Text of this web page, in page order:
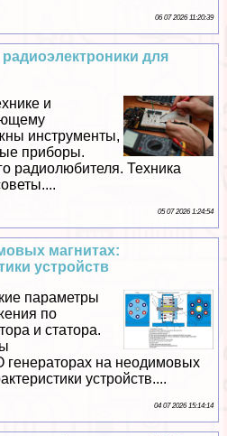
06 07 2026 11:20:39
для
и
инструменты,
приборы.
радиолюбителя. Техника
05 07 2026 1:24:54
магнитах:
устройств
параметры
по
и статора.
генераторах на неодимовых
устройств....
04 07 2026 15:14:14